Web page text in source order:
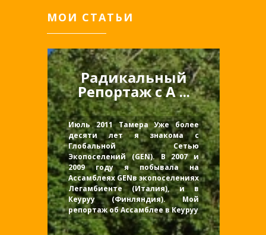
МОИ СТАТЬИ
Радикальный
Репортаж с А ...
Июль 2011 Тамера Уже более
десяти лет я знакома с
Глобальной Сетью
Экопоселений (GEN). В 2007 и
2009 году я побывала на
Ассамблеях GENв экопоселениях
Легамбиенте (Италия), и в
Кеуруу (Финляндия). Мой
репортаж об Ассамблее в Кеуруу